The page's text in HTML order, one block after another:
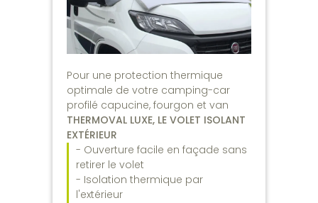
Pour une protection thermique
optimale de votre camping-car
profilé capucine, fourgon et van
THERMOVAL LUXE, LE VOLET ISOLANT
EXTÉRIEUR
- Ouverture facile en façade sans
retirer le volet
- Isolation thermique par
l'extérieur